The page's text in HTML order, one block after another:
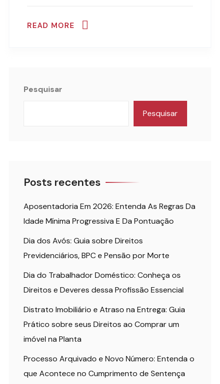
READ MORE
Pesquisar
Pesquisar
Posts recentes
Aposentadoria Em 2026: Entenda As Regras Da
Idade Mínima Progressiva E Da Pontuação
Dia dos Avós: Guia sobre Direitos
Previdenciários, BPC e Pensão por Morte
Dia do Trabalhador Doméstico: Conheça os
Direitos e Deveres dessa Profissão Essencial
Distrato Imobiliário e Atraso na Entrega: Guia
Prático sobre seus Direitos ao Comprar um
imóvel na Planta
Processo Arquivado e Novo Número: Entenda o
que Acontece no Cumprimento de Sentença